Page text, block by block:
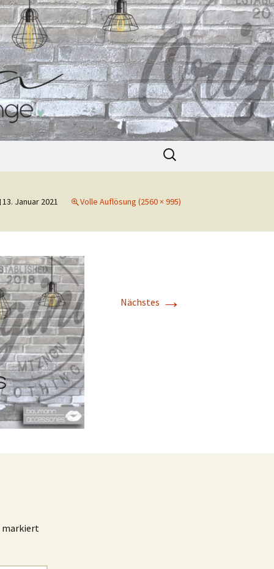
Suche
nach:
13. Januar 2021 Volle Auflösung (2560 × 995)
Nächstes →
markiert